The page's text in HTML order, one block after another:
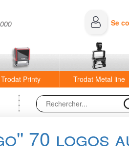
Se
Trodat Printy Trodat Metal line
70 logos